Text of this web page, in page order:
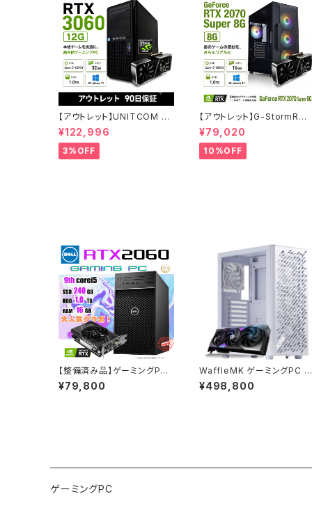
【アウトレット】UNITCOM BI
Z-H RTX 3060 Core i7-1
0700 メモリ32GB SSD1TB
ゲーミングPC アウトレット プ
ロ仕様 90日保証
¥122,996
3%OFF
【アウトレット】G-StormRシ
ーズ GeForce RTX 2070
Super Core i7-8700 16G
Bメモリ SSD1.0TB Windo
ws11 ゲーミングPC 90日保
¥79,020
10%OFF
【整備済み品】ゲーミングPC
デスクトップ DELL Precisio
n 3630 Tower - Core i5-
¥79,800
WaffleMK ゲーミングPC タ
ワー型 G-StormXi Geforc
e RTX 5070 Core i9-139
¥498,800
ゲーミングPC